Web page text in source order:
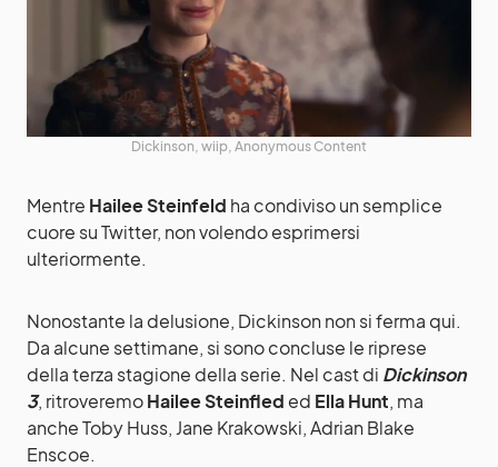
Dickinson, wiip, Anonymous Content
Mentre Hailee Steinfeld ha condiviso un semplice
cuore su Twitter, non volendo esprimersi
ulteriormente.
Nonostante la delusione, Dickinson non si ferma qui.
Da alcune settimane, si sono concluse le riprese
della terza stagione della serie. Nel cast di Dickinson
3, ritroveremoHailee Steinfled ed Ella Hunt, ma
anche Toby Huss, Jane Krakowski, Adrian Blake
Enscoe.